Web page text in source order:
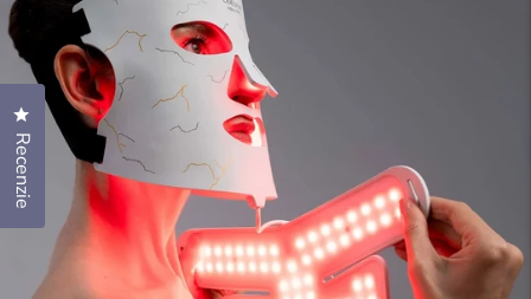
Recenzie
Kliknutím otvoríte dialóg s recenziami